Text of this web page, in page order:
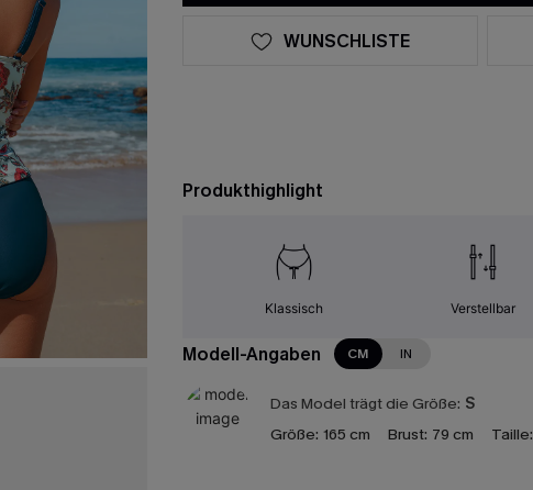
WUNSCHLISTE
Produkthighlight
Klassisch Verstellbar
Modell-Angaben CM IN
Das Model trägt die Größe: S
Größe: 165 cm Brust: 79 cm Taille: